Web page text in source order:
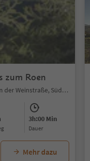
zum Roen
Altenburg, Kaltern an der Weinstraße, Südtiroler Weinstraße
3h:00 Min
Dauer
Mehr dazu